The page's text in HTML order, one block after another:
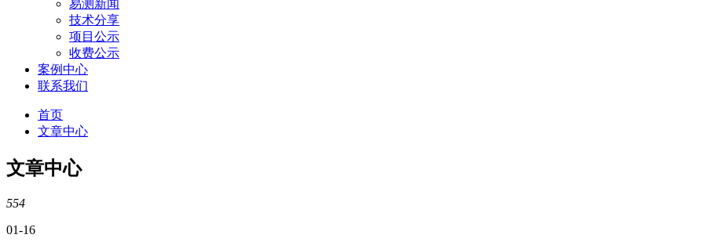
易测新闻
技术分享
项目公示
收费公示
案例中心
联系我们
首页
文章中心
文章中心
554
01-16